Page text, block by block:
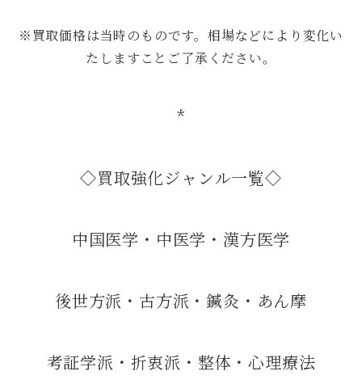
※買取価格は当時のものです。相場などにより変化い
たしますことご了承ください。
*
◇買取強化ジャンル一覧◇
中国医学・中医学・漢方医学
後世方派・古方派・鍼灸・あん摩
考証学派・折衷派・整体・心理療法